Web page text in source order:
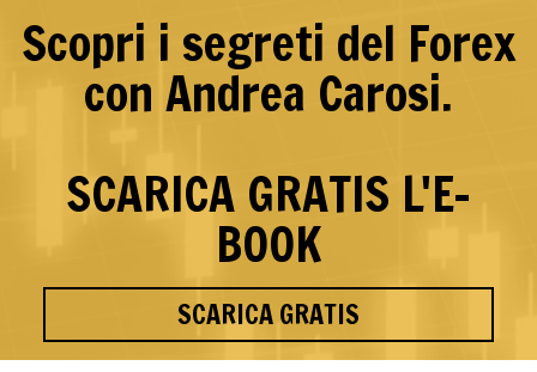
Scopri i segreti del Forex
con Andrea Carosi.
SCARICA GRATIS L'E-
BOOK
SCARICA GRATIS